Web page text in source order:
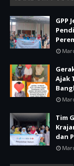
GPP
Ajak
Tim
dan